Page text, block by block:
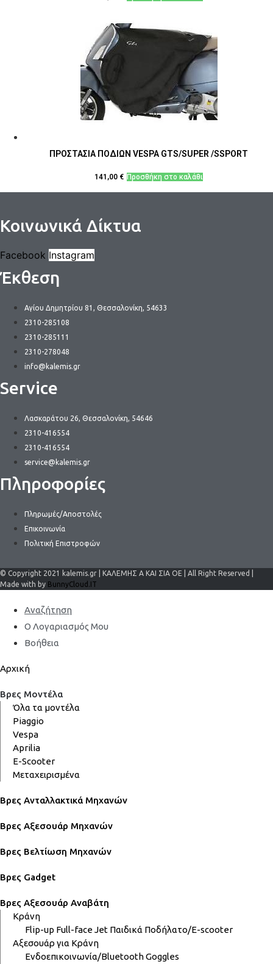
ΠΡΟΣΤΑΣΙΑ ΠΟΔΙΩΝ VESPA GTS/SUPER /SSPORT
141,00 € Προσθήκη στο καλάθι
Κοινωνικά Δίκτυα
Facebook Instagram
Έκθεση
Αγίου Δημητρίου 81, Θεσσαλονίκη, 54633
2310-285108
2310-285111
2310-278048
info@kalemis.gr
Service
Λασκαράτου 26, Θεσσαλονίκη, 54646
2310-416554
2310-416554
service@kalemis.gr
Πληροφορίες
Πληρωμές/Αποστολές
Επικοινωνία
Πολιτική Επιστροφών
© Copyright 2021 kalemis.gr | ΚΑΛΕΜΗΣ Α ΚΑΙ ΣΙΑ ΟΕ | All Right Reserved |
Made with by BunnyCloud.IT
Αναζήτηση
Ο Λογαριασμός Μου
Βοήθεια
Αρχική
Βρες Μοντέλα
Όλα τα μοντέλα
Piaggio
Vespa
Aprilia
E-Scooter
Μεταχειρισμένα
Βρες Ανταλλακτικά Μηχανών
Βρες Αξεσουάρ Μηχανών
Βρες Βελτίωση Μηχανών
Βρες Gadget
Βρες Αξεσουάρ Αναβάτη
Κράνη
Flip-up Full-faceJet Παιδικά Ποδήλατο/E-scooter
Αξεσουάρ για Κράνη
Ενδοεπικοινωνία/BluetoothGoggles